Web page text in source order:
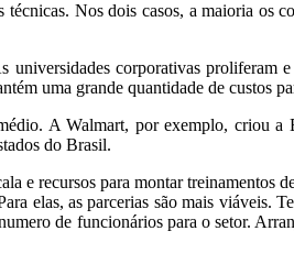
Nos dois casos, a maioria os
universidades corporativas
uma grande quantidade de custos
A Walmart, por exemplo, criou a
do Brasil.
e recursos para montar treinamentos
elas, as parcerias são mais viáveis.
de funcionários para o setor.